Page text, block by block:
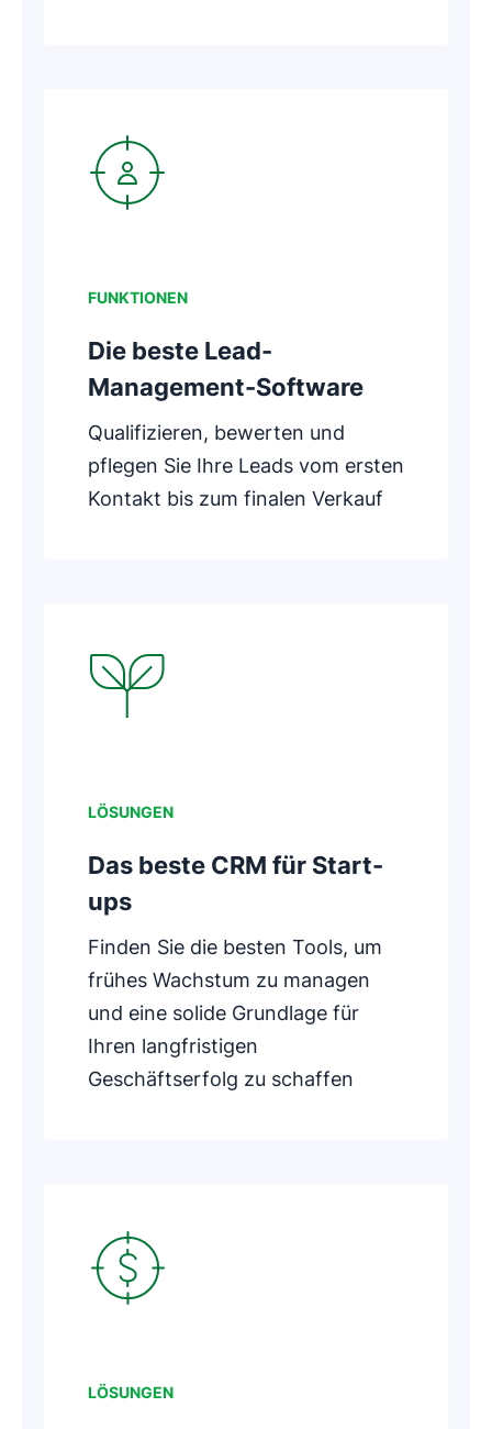
FUNKTIONEN
Die beste Lead-
Management-Software
Qualifizieren, bewerten und
pflegen Sie Ihre Leads vom ersten
Kontakt bis zum finalen Verkauf
In neuem Fenster öffnen
LÖSUNGEN
Das beste CRM für Start-
ups
Finden Sie die besten Tools, um
frühes Wachstum zu managen
und eine solide Grundlage für
Ihren langfristigen
Geschäftserfolg zu schaffen
In neuem Fenster öffnen
LÖSUNGEN
In neuem Fenster öffnen